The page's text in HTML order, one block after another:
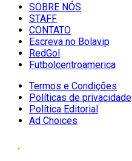
SOBRE NÓS
STAFF
CONTATO
Escreva no Bolavip
RedGol
Futbolcentroamerica
Termos e Condições
Políticas de privacidade
Política Editorial
Ad Choices